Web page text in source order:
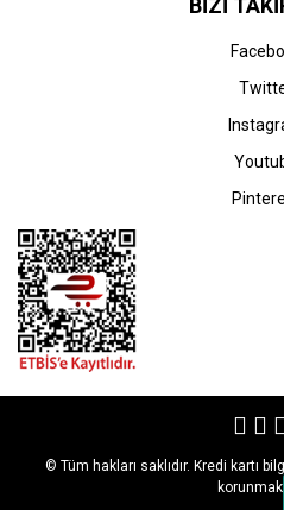
Advance C3325i Yazıcı (C-
STOK BİLGİSİNİ SORUNUZ
Canon
Canon imageRUNNER
Advance C3500 Yazıcı (C-
BİZİ
© Tüm hakları saklıdır. Kredi kartı